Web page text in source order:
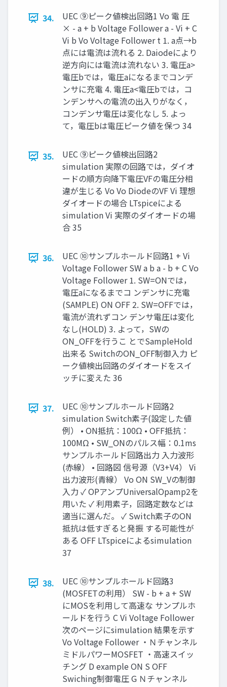
34.
UEC ⑨ピーク値検出回路1 Vo 電 圧
× - a + b Voltage Follower a - Vi + C
Vi b Vo Voltage Follower t 1. a点→b
点には電流は流れる 2. Daiodeにより
逆方向には電流は流れない 3. 電圧a>
電圧bでは，電圧aになるまでコンデ
ンサに充電 4. 電圧a<電圧bでは，コ
ンデンサへの電流の出入りがなく，
コンデンサ電圧は変化なし 5. よっ
て，電圧bは電圧ピーク値を保つ 34
35.
UEC ⑨ピーク値検出回路2
simulation 実際の回路では，ダイオ
ードの順方向降下電圧VFの電圧分相
違が生じる Vo Vo DiodeのVF Vi 理想
ダイオードの場合 LTspiceによる
simulation Vi 実際のダイオードの場
合 35
36.
UEC ⑩サンプルホールド回路1 + Vi
Voltage Follower SW a b a - b + C Vo
Voltage Follower 1. SW=ONでは，
電圧aになるまでコ ンデンサに充電
(SAMPLE) ON OFF 2. SW=OFFでは，
電流が流れずコン デンサ電圧は変化
なし(HOLD) 3. よって，SWの
ON_OFFを行うこ とでSampleHold
出来る SwitchのON_OFF制御入力 ピ
ーク値検出回路のダイオードをスイ
ッチに変えた 36
37.
UEC ⑩サンプルホールド回路2
simulation Switch素子(設定した値
例） • ON抵抗：100Ω • OFF抵抗：
100MΩ • SW_ONのパルス幅：0.1ms
サンプルホールド回路出力 入力波形
(赤線） • 回路図 信号源（V3+V4） Vi
出力波形(青線） Vo ON SW_Vの制御
入力 ✓ OPアンプUniversalOpamp2を
用いた ✓ 利用素子，回路定数などは
適当に選んだ。 ✓ Switch素子のON
抵抗は低すぎると発振 する可能性が
ある OFF LTspiceによるsimulation
37
38.
UEC ⑩サンプルホールド回路3
(MOSFETの利用） SW - b + a + SW
にMOSを利用して高速な サンプルホ
ールドを行う C Vi Voltage Follower
次のページにsimulation 結果を示す
Vo Voltage Follower ・Ｎチャンネル
ミドルパワーMOSFET ・高速スイッ
チング D example ON S OFF
Swiching制御電圧 G Ｎチャンネル